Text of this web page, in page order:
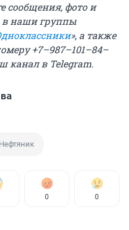
сообщения, фото и
в наши группы
», а также
+7–987–101–84–
канал в Telegram.
0 0